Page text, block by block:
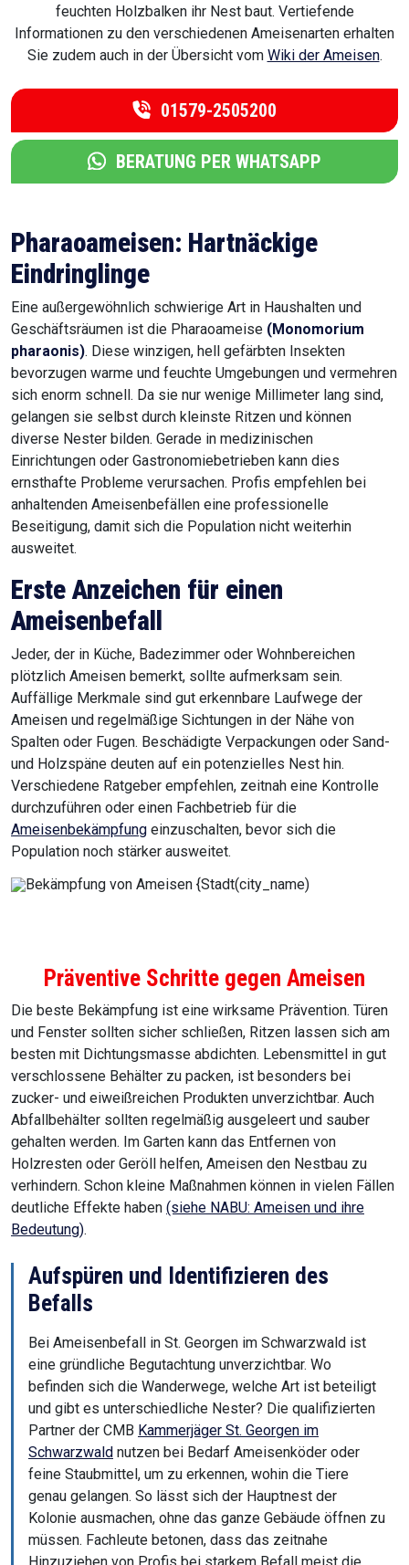
feuchten Holzbalken ihr Nest baut. Vertiefende
Informationen zu den verschiedenen Ameisenarten erhalten
Sie zudem auch in der Übersicht vom Wiki der Ameisen.
01579-2505200
BERATUNG PER WHATSAPP
Pharaoameisen: Hartnäckige
Eindringlinge
Eine außergewöhnlich schwierige Art in Haushalten und
Geschäftsräumen ist die Pharaoameise (Monomorium
pharaonis). Diese winzigen, hell gefärbten Insekten
bevorzugen warme und feuchte Umgebungen und vermehren
sich enorm schnell. Da sie nur wenige Millimeter lang sind,
gelangen sie selbst durch kleinste Ritzen und können
diverse Nester bilden. Gerade in medizinischen
Einrichtungen oder Gastronomiebetrieben kann dies
ernsthafte Probleme verursachen. Profis empfehlen bei
anhaltenden Ameisenbefällen eine professionelle
Beseitigung, damit sich die Population nicht weiterhin
ausweitet.
Erste Anzeichen für einen
Ameisenbefall
Jeder, der in Küche, Badezimmer oder Wohnbereichen
plötzlich Ameisen bemerkt, sollte aufmerksam sein.
Auffällige Merkmale sind gut erkennbare Laufwege der
Ameisen und regelmäßige Sichtungen in der Nähe von
Spalten oder Fugen. Beschädigte Verpackungen oder Sand-
und Holzspäne deuten auf ein potenzielles Nest hin.
Verschiedene Ratgeber empfehlen, zeitnah eine Kontrolle
durchzuführen oder einen Fachbetrieb für die
Ameisenbekämpfung einzuschalten, bevor sich die
Population noch stärker ausweitet.
Präventive Schritte gegen Ameisen
Die beste Bekämpfung ist eine wirksame Prävention. Türen
und Fenster sollten sicher schließen, Ritzen lassen sich am
besten mit Dichtungsmasse abdichten. Lebensmittel in gut
verschlossene Behälter zu packen, ist besonders bei
zucker- und eiweißreichen Produkten unverzichtbar. Auch
Abfallbehälter sollten regelmäßig ausgeleert und sauber
gehalten werden. Im Garten kann das Entfernen von
Holzresten oder Geröll helfen, Ameisen den Nestbau zu
verhindern. Schon kleine Maßnahmen können in vielen Fällen
deutliche Effekte haben (siehe NABU: Ameisen und ihre
Bedeutung).
Aufspüren und Identifizieren des
Befalls
Bei Ameisenbefall in St. Georgen im Schwarzwald ist
eine gründliche Begutachtung unverzichtbar. Wo
befinden sich die Wanderwege, welche Art ist beteiligt
und gibt es unterschiedliche Nester? Die qualifizierten
Partner der CMB Kammerjäger St. Georgen im
Schwarzwald nutzen bei Bedarf Ameisenköder oder
feine Staubmittel, um zu erkennen, wohin die Tiere
genau gelangen. So lässt sich der Hauptnest der
Kolonie ausmachen, ohne das ganze Gebäude öffnen zu
müssen. Fachleute betonen, dass das zeitnahe